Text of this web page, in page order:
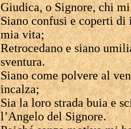
Giudica, o Signore, chi
Siano confusi e coperti
mia vita;
Retrocedano e siano
sventura.
Siano come polvere al
incalza;
Sia la loro strada buia e
l’Angelo del Signore.